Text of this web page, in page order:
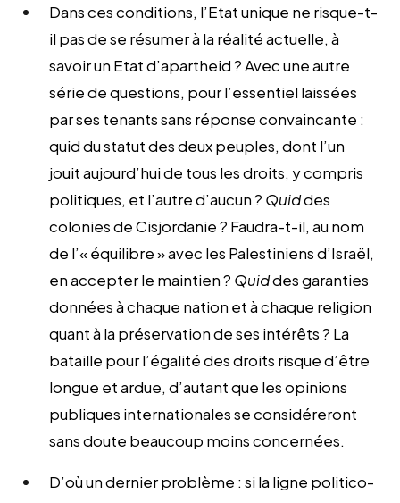
Dans ces conditions, l’Etat unique ne risque-t-
il pas de se résumer à la réalité actuelle, à
savoir un Etat d’apartheid ? Avec une autre
série de questions, pour l’essentiel laissées
par ses tenants sans réponse convaincante :
quid du statut des deux peuples, dont l’un
jouit aujourd’hui de tous les droits, y compris
politiques, et l’autre d’aucun ? Quiddes
colonies de Cisjordanie ? Faudra-t-il, au nom
de l’« équilibre » avec les Palestiniens d’Israël,
en accepter le maintien ? Quiddes garanties
données à chaque nation et à chaque religion
quant à la préservation de ses intérêts ? La
bataille pour l’égalité des droits risque d’être
longue et ardue, d’autant que les opinions
publiques internationales se considéreront
sans doute beaucoup moins concernées.
D’où un dernier problème : si la ligne politico-